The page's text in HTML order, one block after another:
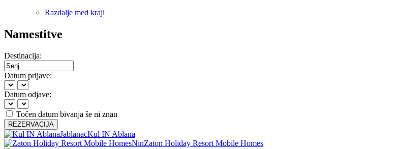
Razdalje med kraji
Namestitve
Destinacija:
Datum prijave:
Datum odjave:
Točen datum bivanja še ni znan
REZERVACIJA
JablanacKul IN Ablana
NinZaton Holiday Resort Mobile Homes